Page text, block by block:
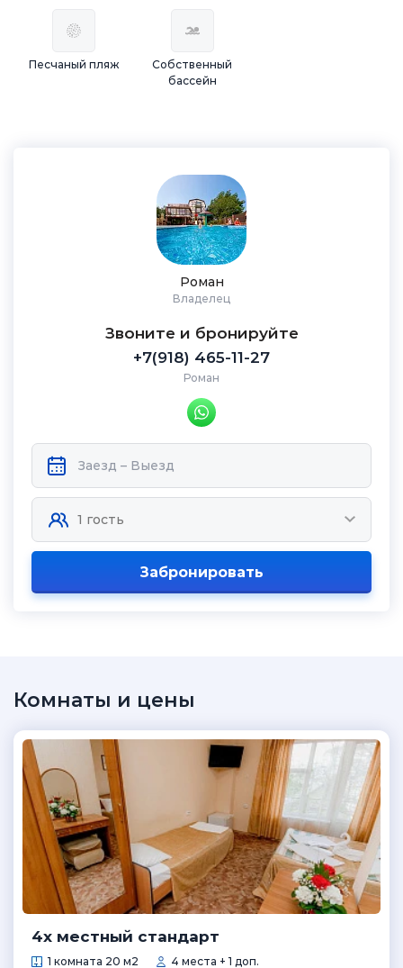
Песчаный пляж
Собственный
бассейн
Роман
Владелец
Звоните и бронируйте
+7(918) 465-11-27
Роман
Забронировать
Комнаты и цены
4х местный стандарт
1 комната 20 м2 4 места + 1 доп.